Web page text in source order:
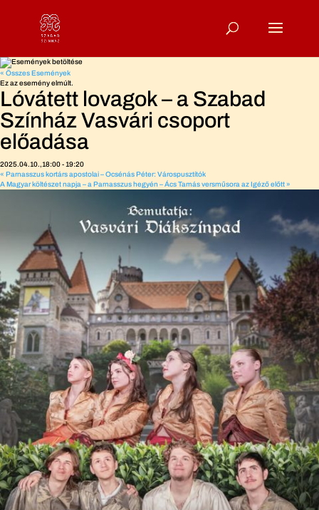
« Összes Események
Ez az esemény elmúlt.
Lóvátett lovagok – a Szabad
Színház Vasvári csoport
előadása
2025.04.10.,18:00-19:20
« Parnasszus kortárs apostolai – Ocsénás Péter: Várospusztítók
A Magyar költészet napja – a Parnasszus hegyén – Ács Tamás versműsora az Igéző előtt»